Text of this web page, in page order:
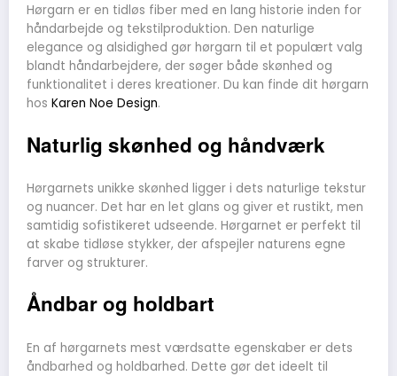
Hørgarn er en tidløs fiber med en lang historie inden for
håndarbejde og tekstilproduktion. Den naturlige
elegance og alsidighed gør hørgarn til et populært valg
blandt håndarbejdere, der søger både skønhed og
funktionalitet i deres kreationer. Du kan finde dit hørgarn
hos Karen Noe Design.
Naturlig skønhed og håndværk
Hørgarnets unikke skønhed ligger i dets naturlige tekstur
og nuancer. Det har en let glans og giver et rustikt, men
samtidig sofistikeret udseende. Hørgarnet er perfekt til
at skabe tidløse stykker, der afspejler naturens egne
farver og strukturer.
Åndbar og holdbart
En af hørgarnets mest værdsatte egenskaber er dets
åndbarhed og holdbarhed. Dette gør det ideelt til